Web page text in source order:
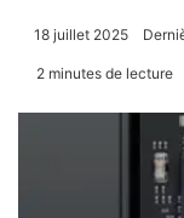
18 juillet 2025
2 minutes de lecture